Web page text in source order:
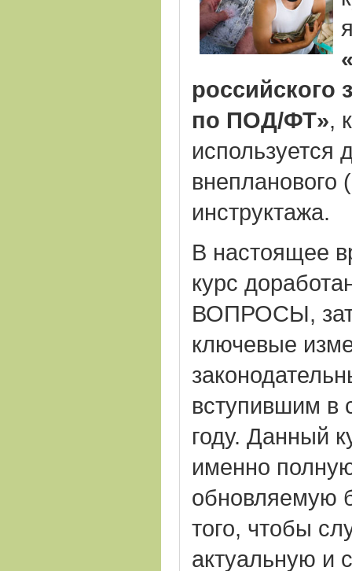
российского
по ПОД/ФТ»,
используется
внепланового
инструктажа.
В настоящее
курс
ВОПРОСЫ,
ключевые
вступившим в
году. Данный
именно
обновляемую
того, чтобы
актуальную и